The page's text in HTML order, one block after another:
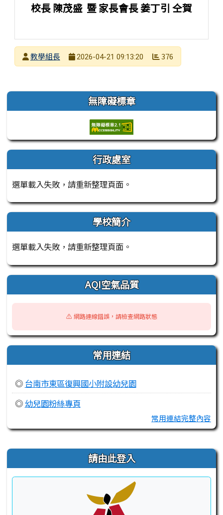
校長 陳茂盛 暨 家長會長 姜丁引 仝賀
發布者
教學組長
2026-04-21 09:13:20 376
左邊區域內容 無障礙標章
行政處室
選單載入失敗，請重新整理頁面。
學校簡介
選單載入失敗，請重新整理頁面。
AQI空氣品質
⚠️ 網路連線錯誤，請檢查網路狀態
常用連結
◎ 台南市東區復興國小附設幼兒園
◎ 幼兒園粉絲專頁
常用連結完整內容
右邊區域內容 請由此登入